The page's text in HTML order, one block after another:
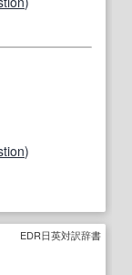
)
EDR日英対訳辞書